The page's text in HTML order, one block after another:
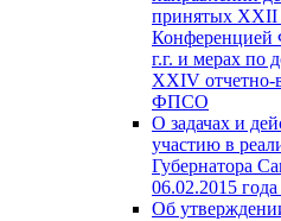
принятых XXII
г.г. и мерах по
XXIV
ФПСО
О задачах и
участию в
Губернатора
06.02.2015
Об